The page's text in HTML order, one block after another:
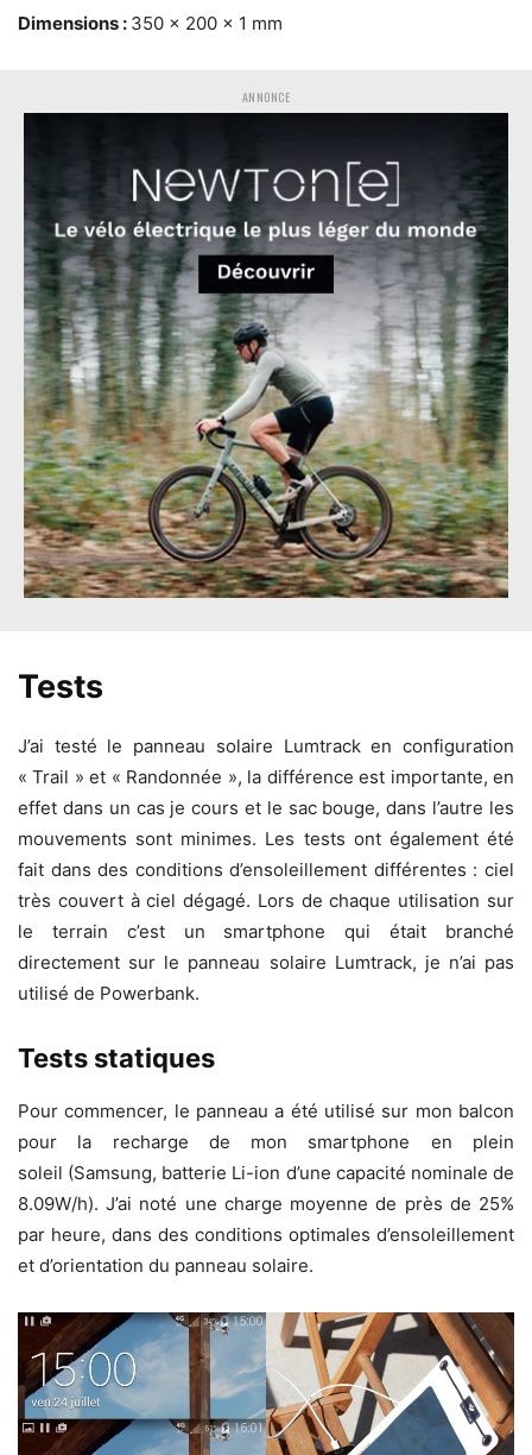
Dimensions : 350 x 200 x 1 mm
ANNONCE
Tests
J’ai testé le panneau solaire Lumtrack en configuration
« Trail » et « Randonnée », la différence est importante, en
effet dans un cas je cours et le sac bouge, dans l’autre les
mouvements sont minimes. Les tests ont également été
fait dans des conditions d’ensoleillement différentes : ciel
très couvert à ciel dégagé. Lors de chaque utilisation sur
le terrain c’est un smartphone qui était branché
directement sur le panneau solaire Lumtrack, je n’ai pas
utilisé de Powerbank.
Tests statiques
Pour commencer, le panneau a été utilisé sur mon balcon
pour la recharge de mon smartphone en plein
soleil (Samsung, batterie Li-ion d’une capacité nominale de
8.09W/h). J’ai noté une charge moyenne de près de 25%
par heure, dans des conditions optimales d’ensoleillement
et d’orientation du panneau solaire.